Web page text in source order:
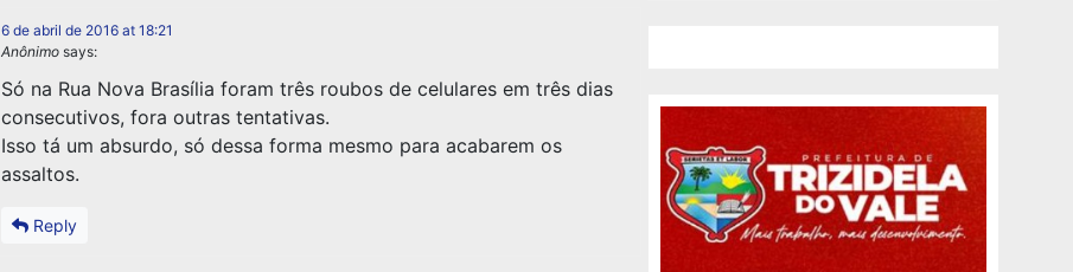
6 de abril de 2016 at 18:21
Anônimo says:
Só na Rua Nova Brasília foram três roubos de celulares em três dias
consecutivos, fora outras tentativas.
Isso tá um absurdo, só dessa forma mesmo para acabarem os
assaltos.
Reply